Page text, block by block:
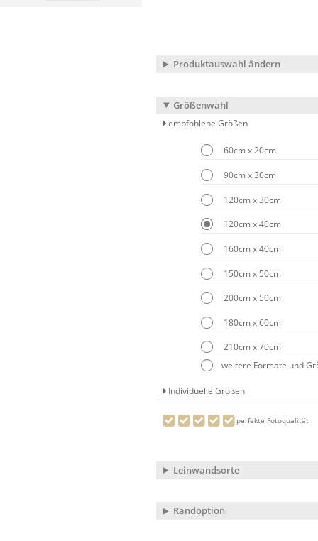
Produktauswahl ändern
Größenwahl
empfohlene Größen
60cm x 20cm
90cm x 30cm
120cm x 30cm
120cm x 40cm
160cm x 40cm
150cm x 50cm
200cm x 50cm
180cm x 60cm
210cm x 70cm
weitere Formate und
Individuelle Größen
perfekte Fotoqualität
Leinwandsorte
Randoption